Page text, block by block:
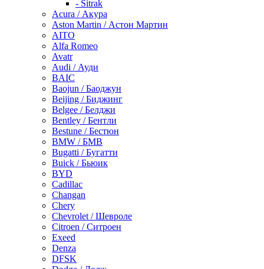
- Sitrak
Acura / Акура
Aston Martin / Астон Мартин
AITO
Alfa Romeo
Avatr
Audi / Ауди
BAIC
Baojun / Баоджун
Beijing / Биджинг
Belgee / Белджи
Bentley / Бентли
Bestune / Бестюн
BMW / БМВ
Bugatti / Бугатти
Buick / Бьюик
BYD
Cadillac
Changan
Chery
Chevrolet / Шевроле
Citroen / Ситроен
Exeed
Denza
DFSK